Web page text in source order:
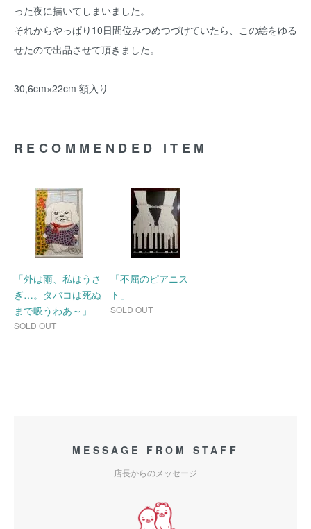
った夜に描いてしまいました。
それからやっぱり10日間位みつめつづけていたら、この絵をゆる
せたので出品させて頂きました。
30,6cm×22cm 額入り
RECOMMENDED ITEM
「外は雨、私はうさ
ぎ…。タバコは死ぬ
まで吸うわあ～」
SOLD OUT
「不屈のピアニス
ト」
SOLD OUT
MESSAGE FROM STAFF
店長からのメッセージ